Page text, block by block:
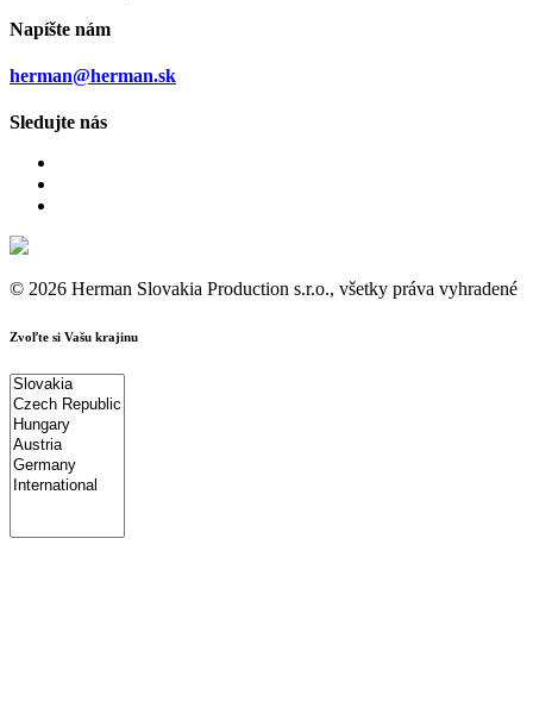
Napíšte nám
herman@herman.sk
Sledujte nás
© 2026 Herman Slovakia Production s.r.o., všetky práva vyhradené
Zvoľte si Vašu krajinu